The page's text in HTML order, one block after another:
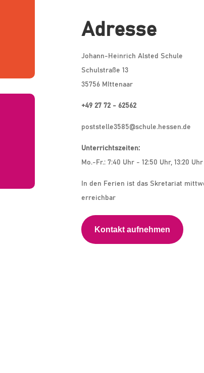
Adresse
Johann-Heinrich Alsted Schule
Schulstraße 13
35756 MIttenaar
+49 27 72 - 62562
poststelle3585@schule.hessen.de
Unterrichtszeiten:
Mo.-Fr.: 7:40 Uhr - 12:50 Uhr, 13:20
In den Ferien ist das Skretariat
erreichbar
Kontakt aufnehmen